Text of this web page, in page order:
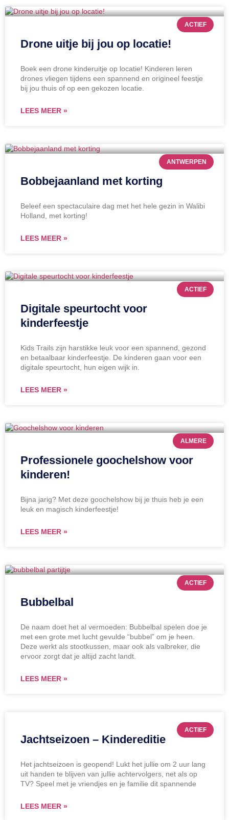
ACTIEF
Drone uitje bij jou op locatie!
Boek een drone kinderuitje op locatie! Kinderen leren
drones vliegen tijdens een spannend en origineel feestje
bij jou thuis of op een gekozen locatie.
LEES MEER »
ANTWERPEN
Bobbejaanland met korting
Beleef een spectaculaire dag met het hele gezin in Walibi
Holland, met korting!
LEES MEER »
ACTIEF
Digitale speurtocht voor
kinderfeestje
Kids Trails zijn harstikke leuk voor een spannend, gezond
en betaalbaar kinderfeestje. De kinderen gaan voor een
digitale speurtocht, hun eigen wijk in.
LEES MEER »
ALMERE
Professionele goochelshow voor
kinderen!
Bijna jarig? Met deze goochelshow bij je thuis heb je een
leuk en magisch kinderfeestje!
LEES MEER »
ACTIEF
Bubbelbal
De naam doet het al vermoeden: Bubbelbal spelen doe je
met een grote met lucht gevulde “bubbel” om je heen.
Deze werkt als stootkussen, maar ook als valbreker, die
ervoor zorgt dat je altijd zacht landt.
LEES MEER »
ACTIEF
Jachtseizoen – Kindereditie
Het jachtseizoen is geopend! Lukt het jullie om 2 uur lang
uit handen te blijven van jullie achtervolgers, net als op
TV? Speel met je vriendjes en je familie dit spannende
LEES MEER »